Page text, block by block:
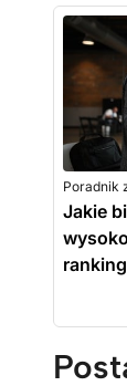
Poradnik
Jakie
ranking